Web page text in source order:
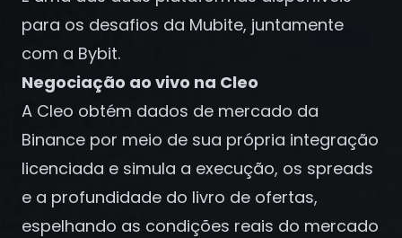
para os desafios da Mubite, juntamente
com a Bybit.
Negociação ao vivo na Cleo
A Cleo obtém dados de mercado da
Binance por meio de sua própria integração
licenciada e simula a execução, os spreads
e a profundidade do livro de ofertas,
espelhando as condições reais do mercado